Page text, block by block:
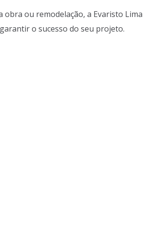
obra ou remodelação, a Evaristo Lima
o sucesso do seu projeto.